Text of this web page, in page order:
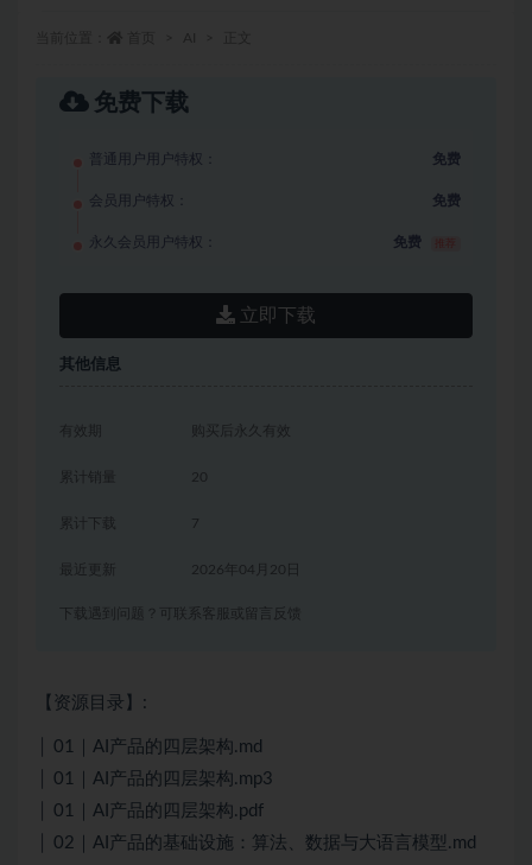
免费下载
普通用户用户特权： 免费
会员用户特权： 免费
永久会员用户特权： 免费
立即下载
其他信息
有效期 购买后永久有效
累计销量 20
累计下载 7
2026年04月20日
下载遇到问题？可联系客服或留言反馈
【资源目录】:
│ 01｜AI产品的四层架构.md
│ 01｜AI产品的四层架构.mp3
│ 01｜AI产品的四层架构.pdf
│ 02｜AI产品的基础设施：算法、数据与大语言模型.md